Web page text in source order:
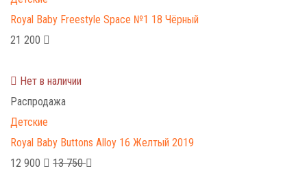
Royal Baby Freestyle Space №1 18 Чёрный
21 200
Нет в наличии
Распродажа
Детские
Royal Baby Buttons Alloy 16 Желтый 2019
12 900
13 750